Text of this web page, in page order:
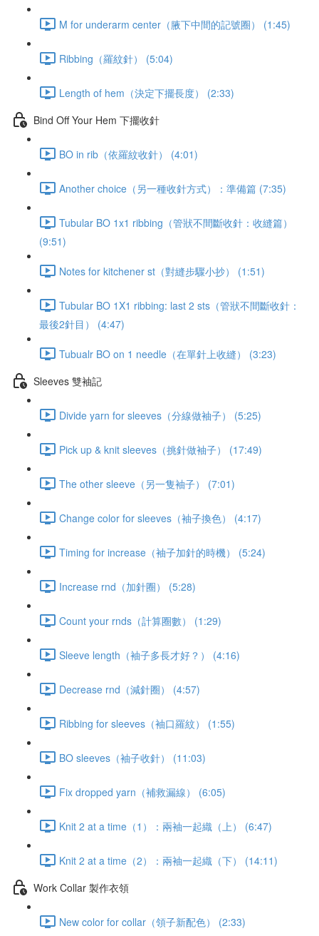
M for underarm center（腋下中間的記號圈） (1:45)
Ribbing（羅紋針） (5:04)
Length of hem（決定下擺長度） (2:33)
Bind Off Your Hem 下擺收針
BO in rib（依羅紋收針） (4:01)
Another choice（另一種收針方式）：準備篇 (7:35)
Tubular BO 1x1 ribbing（管狀不間斷收針：收縫篇）
(9:51)
Notes for kitchener st（對縫步驟小抄） (1:51)
Tubular BO 1X1 ribbing: last 2 sts（管狀不間斷收針：
最後2針目） (4:47)
Tubualr BO on 1 needle（在單針上收縫） (3:23)
Sleeves 雙袖記
Divide yarn for sleeves（分線做袖子） (5:25)
Pick up & knit sleeves（挑針做袖子） (17:49)
The other sleeve（另一隻袖子） (7:01)
Change color for sleeves（袖子換色） (4:17)
Timing for increase（袖子加針的時機） (5:24)
Increase rnd（加針圈） (5:28)
Count your rnds（計算圈數） (1:29)
Sleeve length（袖子多長才好？） (4:16)
Decrease rnd（減針圈） (4:57)
Ribbing for sleeves（袖口羅紋） (1:55)
BO sleeves（袖子收針） (11:03)
Fix dropped yarn（補救漏線） (6:05)
Knit 2 at a time（1）：兩袖一起織（上） (6:47)
Knit 2 at a time（2）：兩袖一起織（下） (14:11)
Work Collar 製作衣領
New color for collar（領子新配色） (2:33)